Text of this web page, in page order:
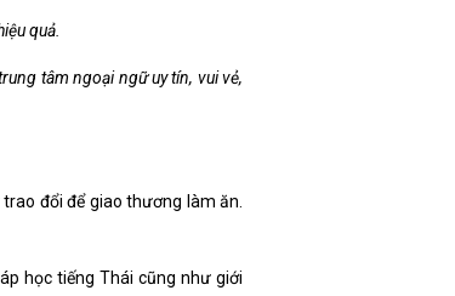
quả.
tâm ngoại ngữ uy tín, vui vẻ,
đổi để giao thương làm ăn.
học tiếng Thái cũng như giới